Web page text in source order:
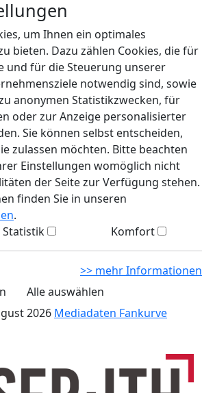
um Ihnen ein optimales
bieten. Dazu zählen Cookies, die für
und für die Steuerung unserer
notwendig sind, sowie
anonymen Statistikzwecken, für
oder zur Anzeige personalisierter
Sie können selbst entscheiden,
zulassen möchten. Bitte beachten
Einstellungen womöglich nicht
der Seite zur Verfügung stehen.
finden Sie in unseren
.
Statistik Komfort
>> mehr Informationen
Alle auswählen
2026 Mediadaten Fankurve